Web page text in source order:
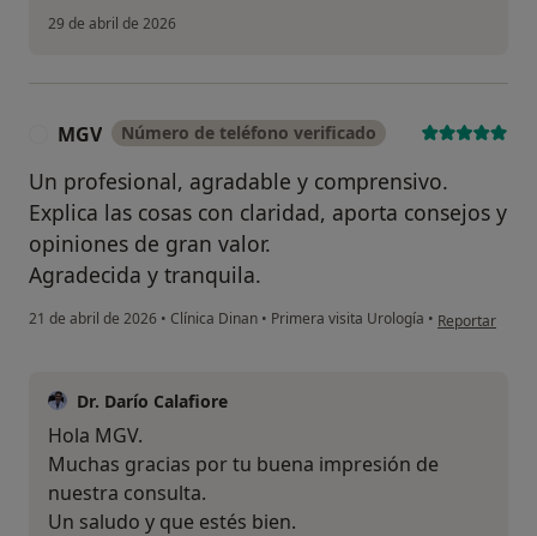
29 de abril de 2026
MGV Número de teléfono verificado
Un profesional, agradable y comprensivo.
Explica las cosas con claridad, aporta consejos y
opiniones de gran valor.
Agradecida y tranquila.
21 de abril de 2026 • Clínica Dinan • Primera visita Urología • en opinión del
Reportar
Dr. Darío Calafiore
Hola MGV.
Muchas gracias por tu buena impresión de
nuestra consulta.
Un saludo y que estés bien.